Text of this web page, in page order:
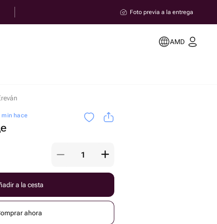
Foto previa a la entrega
AMD
min hace
a la cesta
ahora